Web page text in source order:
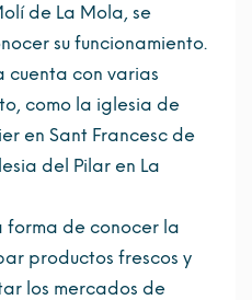
de La Mola, se
su funcionamiento.
cuenta con varias
como la iglesia de
en Sant Francesc de
del Pilar en La
forma de conocer la
productos frescos y
los mercados de